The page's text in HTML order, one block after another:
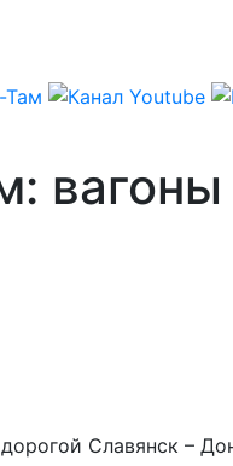
Славянск –